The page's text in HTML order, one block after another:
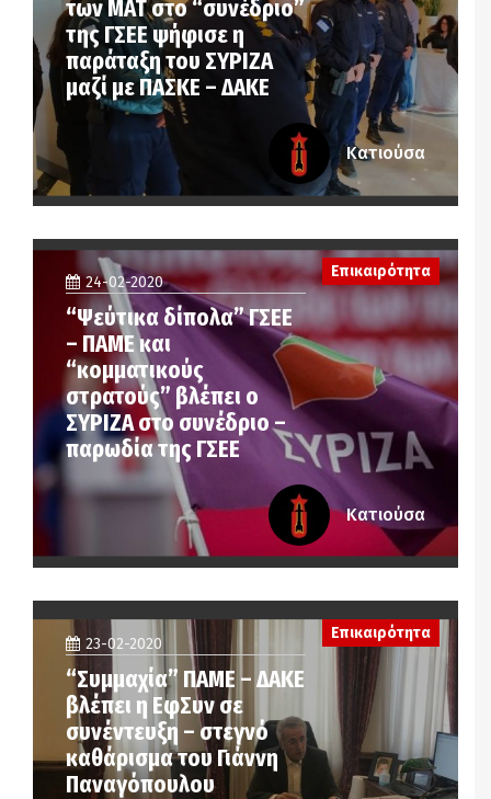
των ΜΑΤ στο “συνέδριο”
της ΓΣΕΕ ψήφισε η
παράταξη του ΣΥΡΙΖΑ
μαζί με ΠΑΣΚΕ – ΔΑΚΕ
Κατιούσα
24-02-2020
“Ψεύτικα δίπολα” ΓΣΕΕ
– ΠΑΜΕ και
“κομματικούς
στρατούς” βλέπει ο
ΣΥΡΙΖΑ στο συνέδριο –
παρωδία της ΓΣΕΕ
Επικαιρότητα
Κατιούσα
23-02-2020
“Συμμαχία” ΠΑΜΕ – ΔΑΚΕ
βλέπει η ΕφΣυν σε
συνέντευξη – στεγνό
καθάρισμα του Γιάννη
Παναγόπουλου
Επικαιρότητα